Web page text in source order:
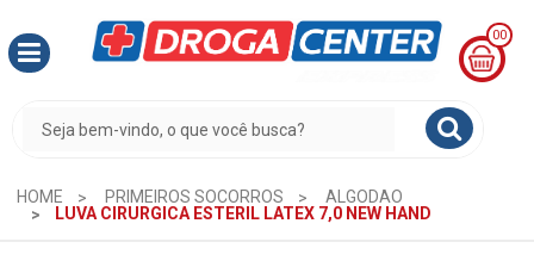
00
CESTA
R$
0,00
HOME PRIMEIROS SOCORROS
ALGODAO
LUVA CIRURGICA ESTERIL LATEX 7,0 NEW HAND